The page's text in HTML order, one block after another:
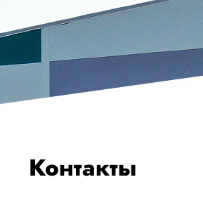
Контакты